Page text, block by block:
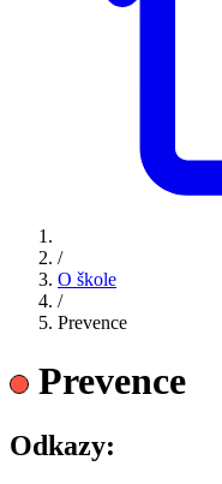
/
O škole
/
Prevence
Prevence
Odkazy: